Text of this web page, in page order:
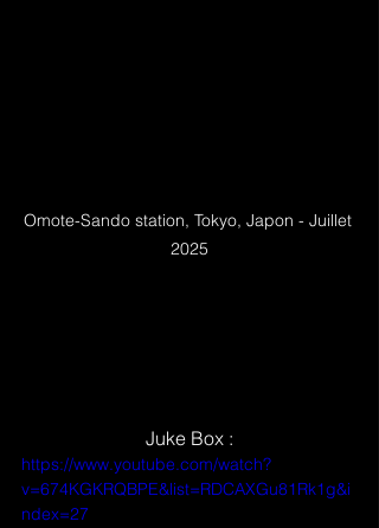
Omote-Sando station, Tokyo, Japon - Juillet
2025
Juke Box :
https://www.youtube.com/watch?
v=674KGKRQBPE&list=RDCAXGu81Rk1g&i
ndex=27